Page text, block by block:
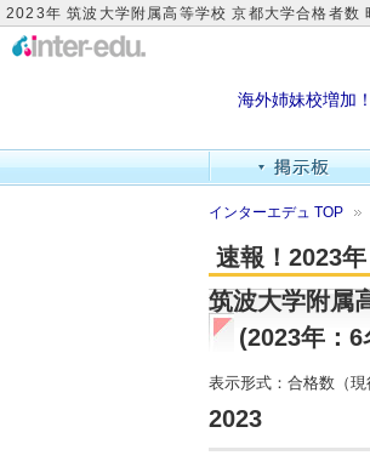
2023年 筑波大学附属高等学校 京都大学合格者数
海外姉妹校増加
インターエデュ TOP
速報！2023
筑波大学附属
(2023年：
表示形式：合格数（現
2023